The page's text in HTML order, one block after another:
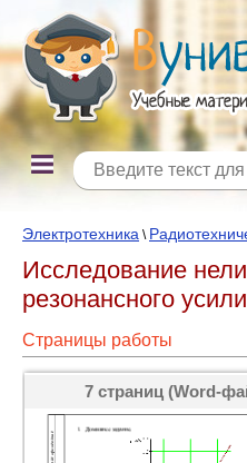
Электротехника \
Исследование
резонансного
Страницы работы
7 страниц (Word-